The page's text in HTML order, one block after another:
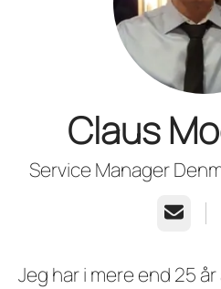
Claus
Service Manager
E-mail
Jeg har i mere end 25